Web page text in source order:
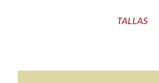
TALLAS